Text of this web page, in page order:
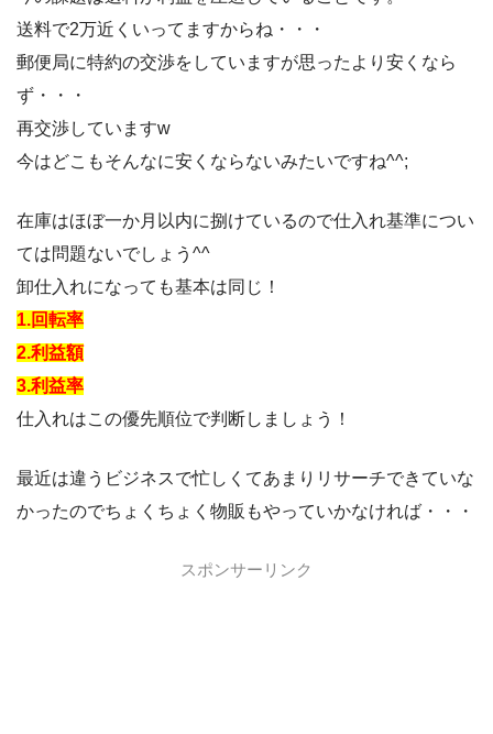
送料で2万近くいってますからね・・・
郵便局に特約の交渉をしていますが思ったより安くなら
ず・・・
再交渉していますw
今はどこもそんなに安くならないみたいですね^^;
在庫はほぼ一か月以内に捌けているので仕入れ基準につい
ては問題ないでしょう^^
卸仕入れになっても基本は同じ！
1.回転率
2.利益額
3.利益率
仕入れはこの優先順位で判断しましょう！
最近は違うビジネスで忙しくてあまりリサーチできていな
かったのでちょくちょく物販もやっていかなければ・・・
スポンサーリンク